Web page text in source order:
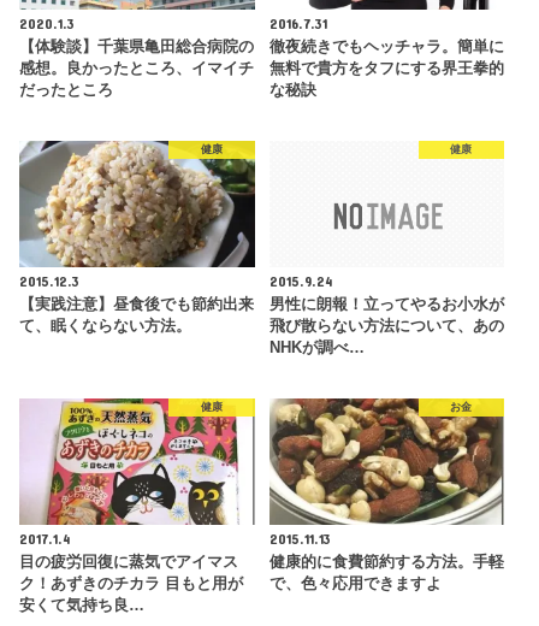
2020.1.3
【体験談】千葉県亀田総合病院の
感想。良かったところ、イマイチ
だったところ
2016.7.31
徹夜続きでもヘッチャラ。簡単に
無料で貴方をタフにする界王拳的
な秘訣
健康
2015.12.3
【実践注意】昼食後でも節約出来
て、眠くならない方法。
健康
2015.9.24
男性に朗報！立ってやるお小水が
飛び散らない方法について、あの
NHKが調べ…
健康
2017.1.4
目の疲労回復に蒸気でアイマス
ク！あずきのチカラ 目もと用が
安くて気持ち良…
お金
2015.11.13
健康的に食費節約する方法。手軽
で、色々応用できますよ